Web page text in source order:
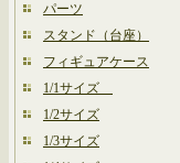
パーツ
スタンド（台座）
フィギュアケース
1/1サイズ
1/2サイズ
1/3サイズ